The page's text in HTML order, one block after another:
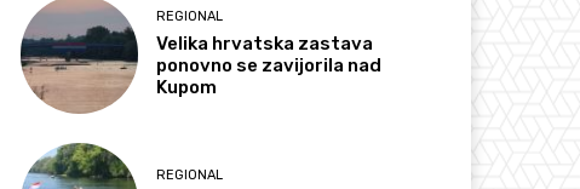
REGIONAL
Velika hrvatska zastava
ponovno se zavijorila nad
Kupom
REGIONAL